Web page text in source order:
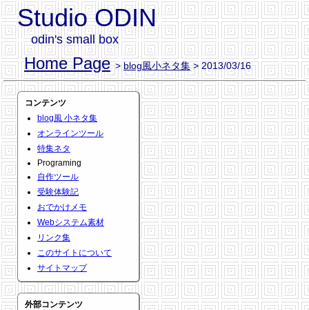
Studio ODIN
odin's small box
Home Page >blog風小ネタ集> 2013/03/16
コンテンツ
blog風 小ネタ集
オンラインツール
特集ネタ
Programing
自作ツール
受験体験記
おでかけメモ
Webシステム素材
リンク集
このサイトについて
サイトマップ
外部コンテンツ